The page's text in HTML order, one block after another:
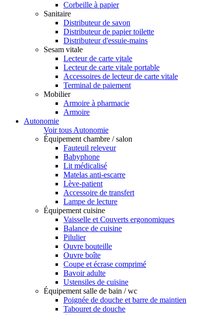
Corbeille à papier
Sanitaire
Distributeur de savon
Distributeur de papier toilette
Distributeur d'essuie-mains
Sesam vitale
Lecteur de carte vitale
Lecteur de carte vitale portable
Accessoires de lecteur de carte vitale
Terminal de paiement
Mobilier
Armoire à pharmacie
Armoire
Autonomie
Voir tous Autonomie
Équipement chambre / salon
Fauteuil releveur
Babyphone
Lit médicalisé
Matelas anti-escarre
Lève-patient
Accessoire de transfert
Lampe de lecture
Équipement cuisine
Vaisselle et Couverts ergonomiques
Balance de cuisine
Pilulier
Ouvre bouteille
Ouvre boîte
Coupe et écrase comprimé
Bavoir adulte
Ustensiles de cuisine
Équipement salle de bain / wc
Poignée de douche et barre de maintien
Tabouret de douche